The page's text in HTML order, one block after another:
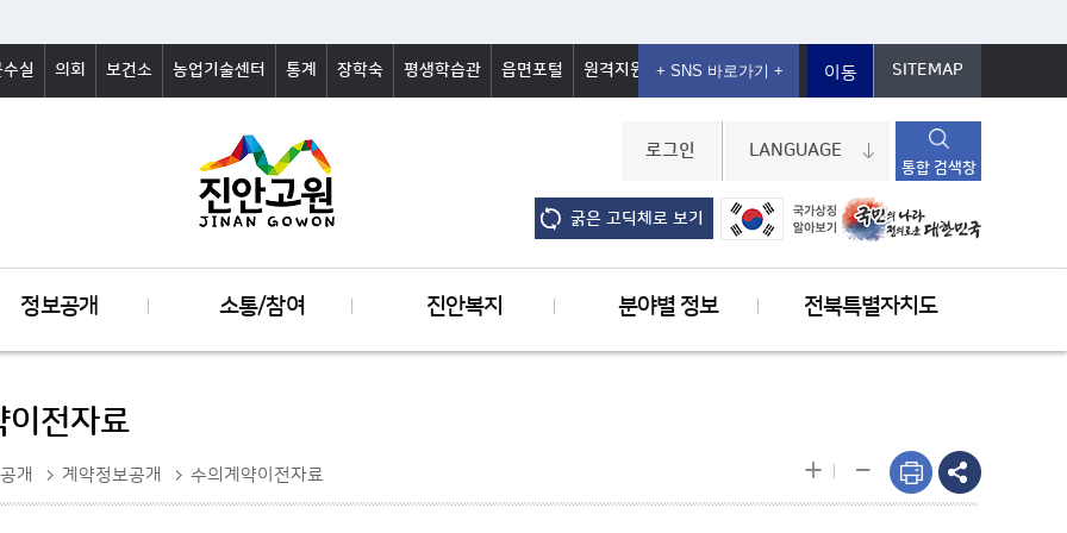
실 의회 보건소 농업기술센터 통계 장학숙 평생학습관 읍면포털 원격지원 이동 SITEMAP
로그인 LANGUAGE
통합 검색창
굵은 고딕체로 보기
정보공개 소통/참여 진안복지 분야별 정보 전북특별자치도
이전자료
개 계약정보공개 수의계약이전자료 + -